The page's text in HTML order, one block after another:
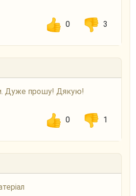
0 3
Дуже прошу! Дякую!
0 1